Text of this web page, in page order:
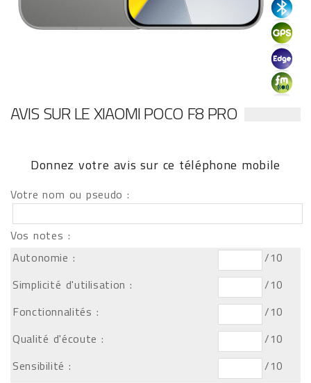
AVIS SUR LE XIAOMI POCO F8 PRO
Donnez votre avis sur ce téléphone mobile
Votre nom ou pseudo :
Vos notes :
Autonomie :
/10
Simplicité d'utilisation :
/10
Fonctionnalités :
/10
Qualité d'écoute :
/10
Sensibilité :
/10